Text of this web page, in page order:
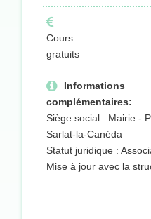
Cours
gratuits
Informations
complémentaires:
Siège social : Mairie -
Sarlat-la-Canéda
Statut juridique :
Mise à jour avec la